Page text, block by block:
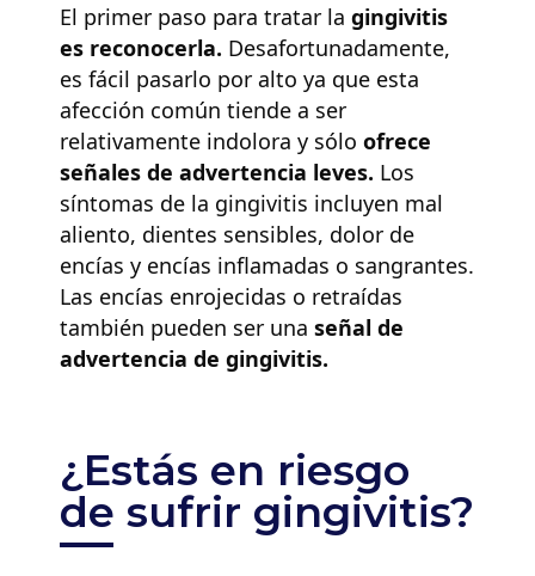
El primer paso para tratar la gingivitis
es reconocerla. Desafortunadamente,
es fácil pasarlo por alto ya que esta
afección común tiende a ser
relativamente indolora y sólo ofrece
señales de advertencia leves. Los
síntomas de la gingivitis incluyen mal
aliento, dientes sensibles, dolor de
encías y encías inflamadas o sangrantes.
Las encías enrojecidas o retraídas
también pueden ser una señal de
advertencia de gingivitis.
¿Estás en riesgo
de sufrir gingivitis?